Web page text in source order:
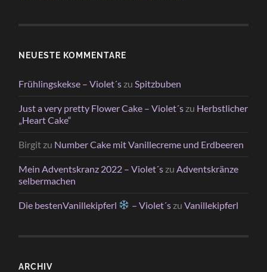
NEUESTE KOMMENTARE
Frühlingskekse – Violet´s zu Spitzbuben
Just a very pretty Flower Cake – Violet´s zu Herbstlicher
„Heart Cake“
Birgit zu Number Cake mit Vanillecreme und Erdbeeren
Mein Adventskranz 2022 – Violet´s zu Adventskränze
selbermachen
Die bestenVanillekipferl – Violet´szu Vanillekipferl
ARCHIV